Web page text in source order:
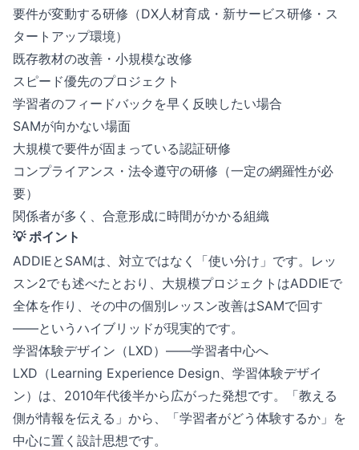
要件が変動する研修（DX人材育成・新サービス研修・ス
タートアップ環境）
既存教材の改善・小規模な改修
スピード優先のプロジェクト
学習者のフィードバックを早く反映したい場合
SAMが向かない場面
大規模で要件が固まっている認証研修
コンプライアンス・法令遵守の研修（一定の網羅性が必
要）
関係者が多く、合意形成に時間がかかる組織
💡 ポイント
ADDIEとSAMは、対立ではなく「使い分け」です。レッ
スン2でも述べたとおり、大規模プロジェクトはADDIEで
全体を作り、その中の個別レッスン改善はSAMで回す
——というハイブリッドが現実的です。
学習体験デザイン（LXD）——学習者中心へ
LXD（Learning Experience Design、学習体験デザイ
ン）は、2010年代後半から広がった発想です。「教える
側が情報を伝える」から、「学習者がどう体験するか」を
中心に置く設計思想です。